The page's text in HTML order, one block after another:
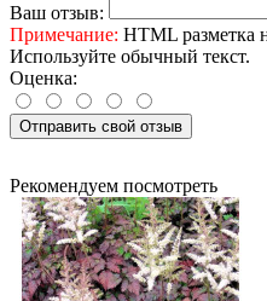
Ваш отзыв:
Примечание: HTML разметка
Используйте обычный текст.
Оценка:
Отправить свой отзыв
Рекомендуем посмотреть